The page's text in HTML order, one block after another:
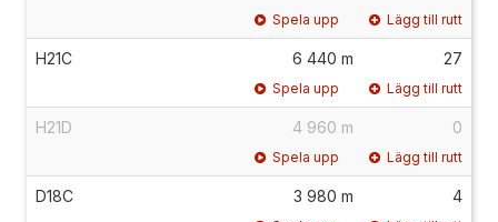
Spela upp Lägg till rutt
H21C 6 440 m 27
Spela upp Lägg till rutt
H21D 4 960 m 0
Spela upp Lägg till rutt
D18C 3 980 m 4